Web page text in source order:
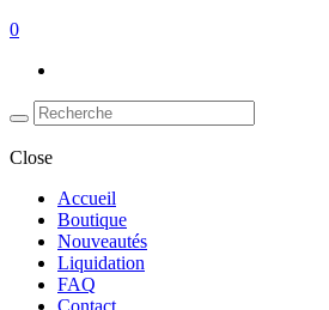
0
Close
Accueil
Boutique
Nouveautés
Liquidation
FAQ
Contact